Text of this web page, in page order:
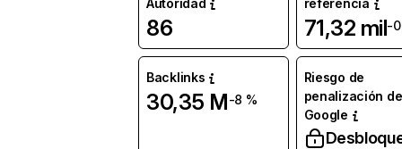
Autoridad
86
referencia
71,32 mil-
Backlinks
30,35 M-8 %
Riesgo de
penalización de
Google